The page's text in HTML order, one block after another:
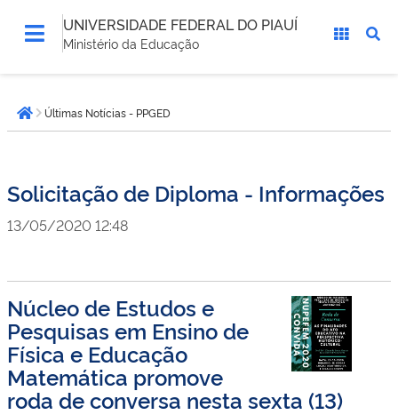
UNIVERSIDADE FEDERAL DO PIAUÍ
Ministério da Educação
está
aqui:Página inicial
Últimas Notícias - PPGED
Solicitação de Diploma - Informações
13/05/2020 12:48
Núcleo de Estudos e
Pesquisas em Ensino de
Física e Educação
Matemática promove
roda de conversa nesta sexta (13)